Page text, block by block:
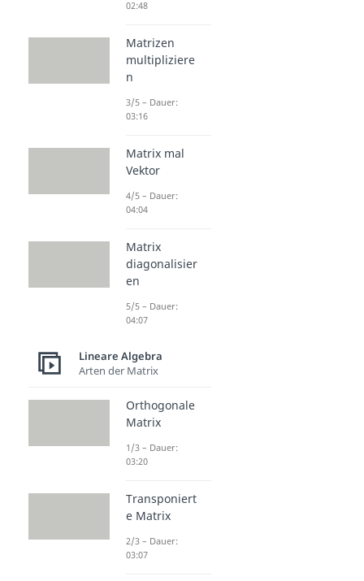
02:48
Matrizen
multipliziere
n
3/5 – Dauer:
03:16
Matrix mal
Vektor
4/5 – Dauer:
04:04
Matrix
diagonalisier
en
5/5 – Dauer:
04:07
Lineare Algebra
Arten der Matrix
Orthogonale
Matrix
1/3 – Dauer:
03:20
Transponiert
e Matrix
2/3 – Dauer:
03:07